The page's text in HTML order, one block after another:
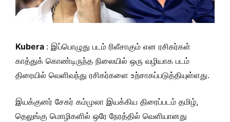
Kubera : இப்பொழுது படம் ரிலீசாகும் என ரசிகர்கள்
காத்துக் கொண்டிருந்த நிலையில் ஒரு வழியாக படம்
திரையில் வெளிவந்து ரசிகர்களை உற்சாகப்படுத்தியுள்ளது.
இயக்குனர் சேகர் கம்முலா இயக்கிய திரைப்படம் தமிழ்,
தெலுங்கு மொழிகளில் ஒரே நேரத்தில் வெளியானது